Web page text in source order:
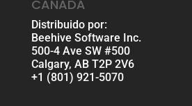
CANADÁ
Distribuido por:
Beehive Software Inc.
500-4 Ave SW #500
Calgary, AB T2P 2V6
+1 (801) 921-5070